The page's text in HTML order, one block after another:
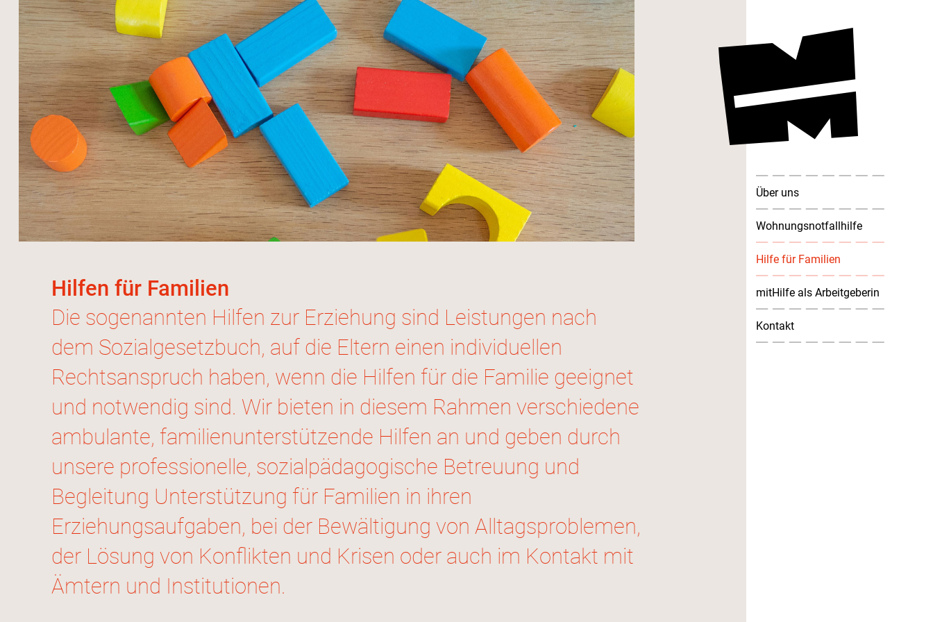
Über uns
Wohnungsnotfallhilfe
Hilfe für Familien
mitHilfe als Arbeitgeberin
Kontakt
Hilfen für Familien
Die sogenannten Hilfen zur Erziehung sind Leistungen nach
dem Sozialgesetzbuch, auf die Eltern einen individuellen
Rechtsanspruch haben, wenn die Hilfen für die Familie geeignet
und notwendig sind. Wir bieten in diesem Rahmen verschiedene
ambulante, familienunterstützende Hilfen an und geben durch
unsere professionelle, sozialpädagogische Betreuung und
Begleitung Unterstützung für Familien in ihren
Erziehungsaufgaben, bei der Bewältigung von Alltagsproblemen,
der Lösung von Konflikten und Krisen oder auch im Kontakt mit
Ämtern und Institutionen.